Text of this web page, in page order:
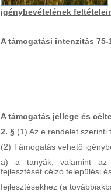
igénybevételének
A támogatási intenzitás 75-
A támogatás jellege és
2. § (1) Az e rendelet
(2) Támogatás vehető
a) a tanyák, valamint az
fejlesztését célzó települési
fejlesztésekhez (a